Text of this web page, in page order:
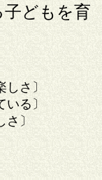
どもを育
さ〕
る〕
〕